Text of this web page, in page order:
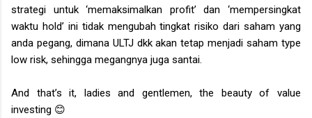
strategi untuk ‘memaksimalkan profit’ dan ‘mempersingkat
waktu hold’ ini tidak mengubah tingkat risiko dari saham yang
anda pegang, dimana ULTJ dkk akan tetap menjadi saham type
low risk, sehingga megangnya juga santai.
And that’s it, ladies and gentlemen, the beauty of value
investing 😊